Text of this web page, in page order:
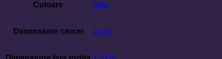
Culoare Mov
Dimensiune cercei 2 cm